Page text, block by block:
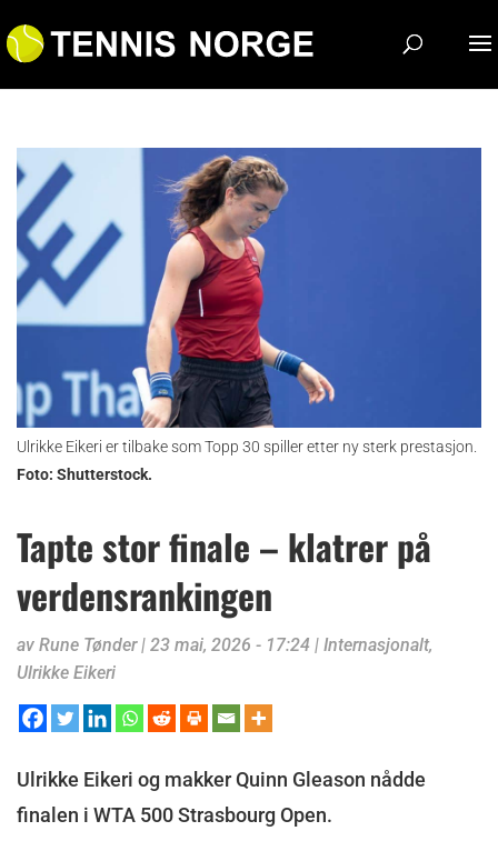
Ulrikke Eikeri er tilbake som Topp 30 spiller etter ny sterk prestasjon.
Foto: Shutterstock.
Tapte stor finale – klatrer på
verdensrankingen
av Rune Tønder| 23 mai, 2026 - 17:24 | Internasjonalt,
Ulrikke Eikeri
Ulrikke Eikeri og makker Quinn Gleason nådde
finalen i WTA 500 Strasbourg Open.